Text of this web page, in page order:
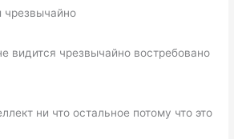
чрезвычайно
видится чрезвычайно востребовано
ни что остальное потому что это